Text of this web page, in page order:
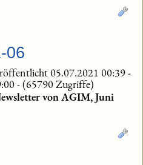
06
05.07.2021 00:39-
-(65790 Zugriffe)
von AGIM, Juni